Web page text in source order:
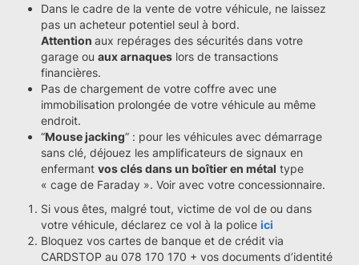
Dans le cadre de la vente de votre véhicule, ne laissez
pas un acheteur potentiel seul à bord.
Attention aux repérages des sécurités dans votre
garage ou aux arnaques lors de transactions
financières.
Pas de chargement de votre coffre avec une
immobilisation prolongée de votre véhicule au même
endroit.
“Mouse jacking” : pour les véhicules avec démarrage
sans clé, déjouez les amplificateurs de signaux en
enfermant vos clés dans un boîtier en métal type
« cage de Faraday ». Voir avec votre concessionnaire.
Si vous êtes, malgré tout, victime de vol de ou dans
votre véhicule, déclarez ce vol à la police ici
Bloquez vos cartes de banque et de crédit via
CARDSTOP au 078 170 170 + vos documents d’identité